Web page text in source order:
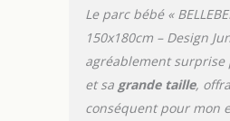
Le parc bébé «
150x180cm – Design
agréablement surprise
et sa grande taille,
conséquent pour mon